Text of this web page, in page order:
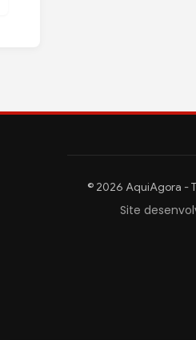
© 2026 AquiAgora -
Site